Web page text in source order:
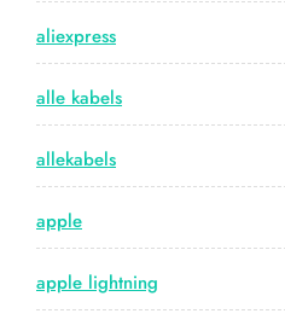
aliexpress
alle kabels
allekabels
apple
apple lightning